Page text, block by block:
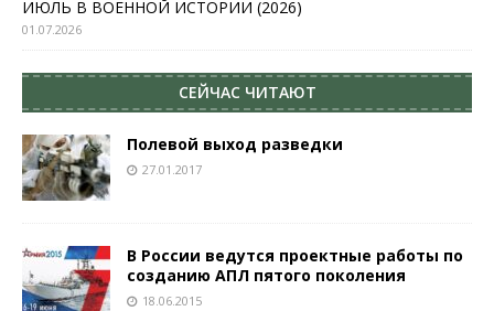
ИЮЛЬ В ВОЕННОЙ ИСТОРИИ (2026)
01.07.2026
СЕЙЧАС ЧИТАЮТ
Полевой выход разведки
27.01.2017
В России ведутся проектные работы по
созданию АПЛ пятого поколения
18.06.2015